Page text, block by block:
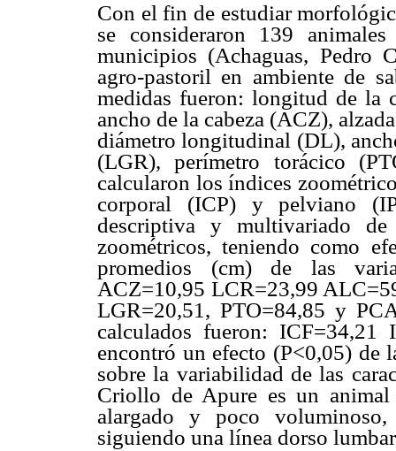
Con el fin de estudiar
se consideraron 139
municipios (Achaguas, Pedro
agro-pastoril en ambiente de
medidas fueron: longitud de la
ancho de la cabeza (ACZ),
diámetro longitudinal (DL),
(LGR), perímetro torácico
calcularon los índices
corporal (ICP) y pelviano
descriptiva y multivariado
zoométricos, teniendo como
promedios (cm) de las
ACZ=10,95 LCR=23,99
LGR=20,51, PTO=84,85 y
calculados fueron: ICF=34,21
encontró un efecto (P<0,05) de
sobre la variabilidad de las
Criollo de Apure es un animal
alargado y poco
siguiendo una línea dorso